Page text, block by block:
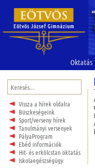
Oktatás
Keresés:
Vissza a hírek oldalra
Büszkeségeink
Sport/verseny hírek
Tanulmányi versenyek
PályaProgram
Ebéd információk
Hit- és erkölcstan oktatás
Iskolaegészségügy